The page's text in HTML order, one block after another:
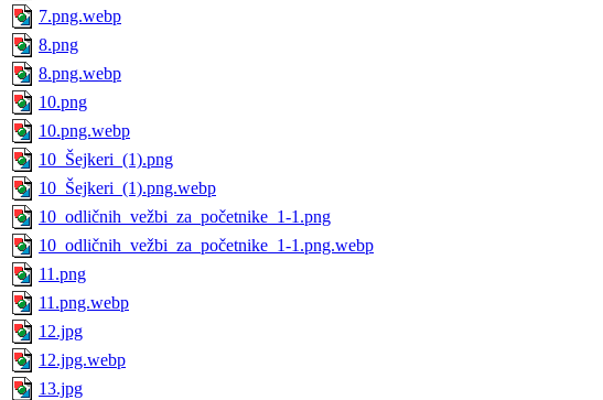
7.png.webp
8.png
8.png.webp
10.png
10.png.webp
10_Šejkeri_(1).png
10_Šejkeri_(1).png.webp
10_odličnih_vežbi_za_početnike_1-1.png
10_odličnih_vežbi_za_početnike_1-1.png.webp
11.png
11.png.webp
12.jpg
12.jpg.webp
13.jpg